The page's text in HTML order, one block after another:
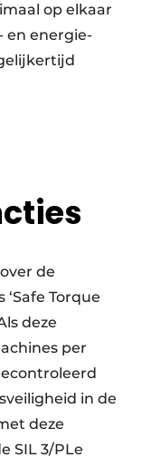
op elkaar
en energie-
de
Torque
deze
per
in de
deze
SIL 3/PLe